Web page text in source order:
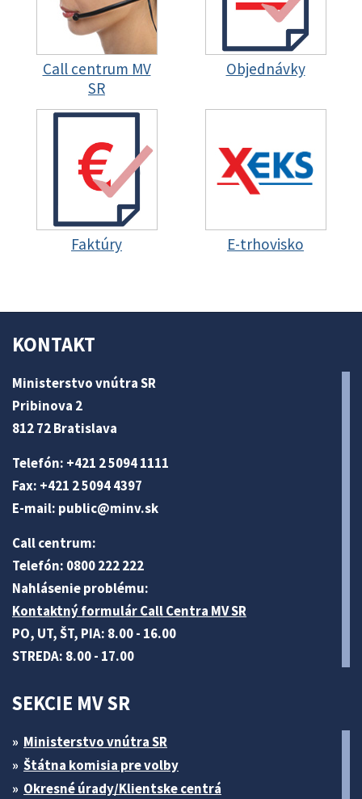
Call centrum MV
SR
Objednávky
Faktúry E-trhovisko
KONTAKT
Ministerstvo vnútra SR
Pribinova 2
812 72 Bratislava
Telefón: +421 2 5094 1111
Fax: +421 2 5094 4397
E-mail: public@minv.sk
Call centrum:
Telefón: 0800 222 222
Nahlásenie problému:
Kontaktný formulár Call Centra MV SR
PO, UT, ŠT, PIA: 8.00 - 16.00
STREDA: 8.00 - 17.00
SEKCIE MV SR
Ministerstvo vnútra SR
Štátna komisia pre volby
Okresné úrady/Klientske centrá